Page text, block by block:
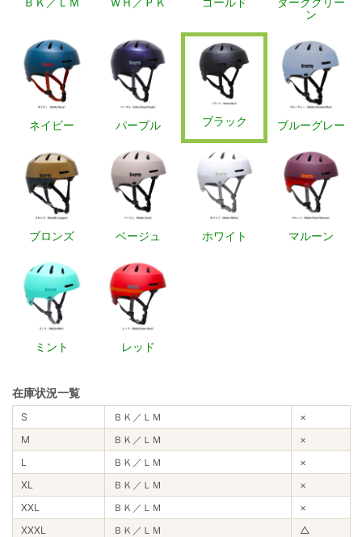
ン
ネイビー パープル ブラック ブルーグレー
ブロンズ ベージュ ホワイト マルーン
ミント レッド
在庫状況一覧
S ＢＫ／ＬＭ
×
M
ＢＫ／ＬＭ
×
L
ＢＫ／ＬＭ
×
XL
ＢＫ／ＬＭ
×
XXL
ＢＫ／ＬＭ
×
XXXL
ＢＫ／ＬＭ
△